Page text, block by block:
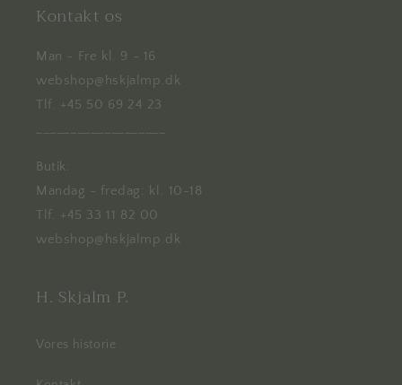
Kontakt os
Man - Fre kl. 9 - 16
webshop@hskjalmp.dk
Tlf. +45 50 69 24 23
Butik:
Mandag - fredag: kl. 10-18
Tlf. +45 33 11 82 00
webshop@hskjalmp.dk
H. Skjalm P.
Vores historie